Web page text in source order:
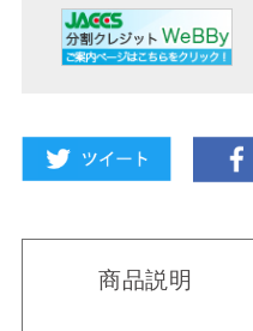
商品説明